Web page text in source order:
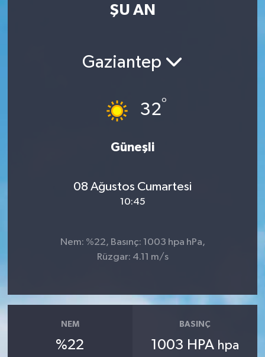
ŞU AN
Gaziantep
32°
Güneşli
08 Ağustos Cumartesi
10:45
Nem: %22, Basınç: 1003 hpa hPa,
Rüzgar: 4.11 m/s
NEM
%22
BASINÇ
1003 HPA hpa
Son Dakika Haberleri